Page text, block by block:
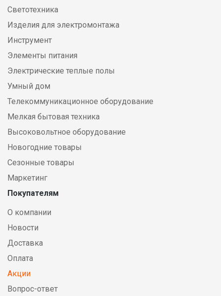
Светотехника
Изделия для электромонтажа
Инструмент
Элементы питания
Электрические теплые полы
Умный дом
Телекоммуникационное оборудование
Мелкая бытовая техника
Высоковольтное оборудование
Новогодние товары
Сезонные товары
Маркетинг
Покупателям
О компании
Новости
Доставка
Оплата
Акции
Вопрос-ответ